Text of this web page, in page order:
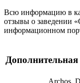
Всю информацию в
отзывы о заведении
информационном
Archos,